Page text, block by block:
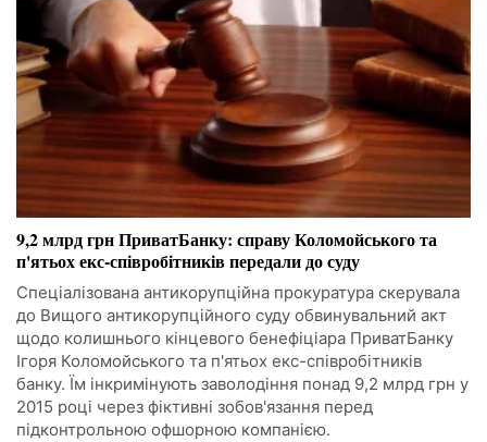
9,2 млрд грн ПриватБанку: справу Коломойського та
п'ятьох екс-співробітників передали до суду
Спеціалізована антикорупційна прокуратура скерувала
до Вищого антикорупційного суду обвинувальний акт
щодо колишнього кінцевого бенефіціара ПриватБанку
Ігоря Коломойського та п'ятьох екс-співробітників
банку. Їм інкримінують заволодіння понад 9,2 млрд грн у
2015 році через фіктивні зобов'язання перед
підконтрольною офшорною компанією.